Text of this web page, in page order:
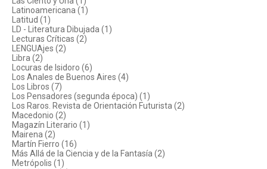
Latinoamericana (1)
Latitud (1)
LD - Literatura Dibujada (1)
Lecturas Críticas (2)
LENGUAjes (2)
Libra (2)
Locuras de Isidoro (6)
Los Anales de Buenos Aires (4)
Los Libros (7)
Los Pensadores (segunda época) (1)
Los Raros. Revista de Orientación Futurista (2)
Macedonio (2)
Magazín Literario (1)
Mairena (2)
Martín Fierro (16)
Más Allá de la Ciencia y de la Fantasía (2)
Metrópolis (1)